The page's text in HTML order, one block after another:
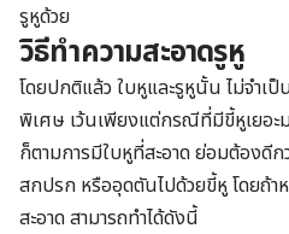
รูหูด้วย
วิธีทำความสะอาดรูหู
โดยปกติแล้ว ใบหูและรูหูนั้น ไม่จำเ
พิเศษ เว้นเพียงแต่กรณีที่มีขี้หูเยอะ
ก็ตามการมีใบหูที่สะอาด ย่อมต้องดีก
สกปรก หรืออุดตันไปด้วยขี้หู โดยถ้า
สะอาดสามารถทำได้ดังนี้